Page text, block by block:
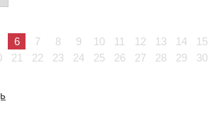
6 7 8 9 10 11 12 13 14
15
21 22 23 24 25 26 27 28 29
30